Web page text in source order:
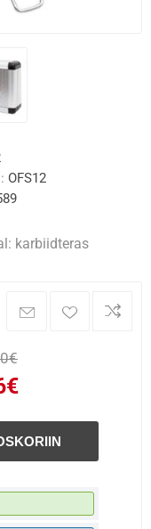
OFS12
karbiidteras